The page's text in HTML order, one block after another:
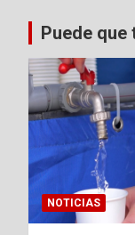
Puede que
NOTICIAS